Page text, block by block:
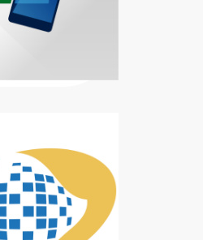
Baixar Carteira Digital de